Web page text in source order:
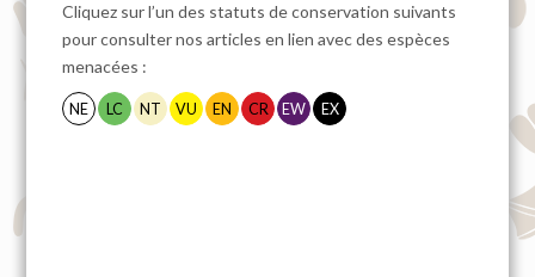
Cliquez sur l’un des statuts de conservation suivants
pour consulter nos articles en lien avec des espèces
menacées :
NE LC NT VU EN CR EW EX